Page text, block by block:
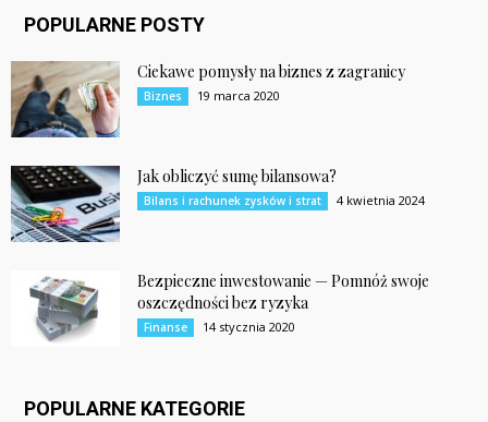
POPULARNE POSTY
Ciekawe pomysły na biznes z zagranicy
Biznes 19 marca 2020
Jak obliczyć sumę bilansowa?
Bilans i rachunek zysków i strat 4 kwietnia 2024
Bezpieczne inwestowanie — Pomnóż swoje
oszczędności bez ryzyka
Finanse 14 stycznia 2020
POPULARNE KATEGORIE